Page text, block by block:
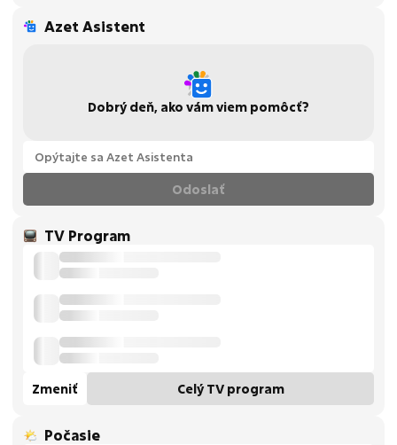
Azet Asistent
Dobrý deň, ako vám viem pomôcť?
Odoslať
TV Program
Zmeniť Celý TV program
Počasie